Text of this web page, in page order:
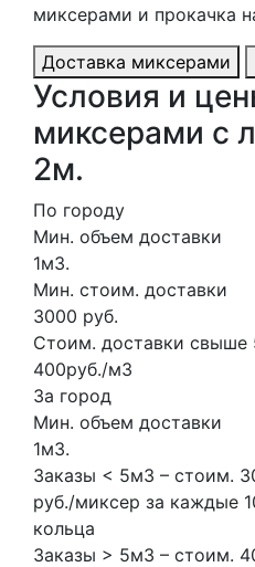
миксерами и прокачка
Доставка миксерами
Условия и
миксерами с
2м.
По городу
Мин. объем доставки
1м3.
Мин. стоим. доставки
3000 руб.
Стоим. доставки свыше
400руб./м3
За город
Мин. объем доставки
1м3.
Заказы < 5м3 – стоим.
руб./миксер за каждые
кольца
Заказы > 5м3 – стоим.